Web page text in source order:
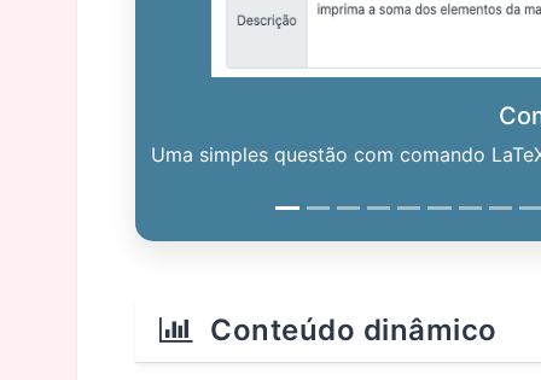
Uma simples questão com comando
Conteúdo dinâmico